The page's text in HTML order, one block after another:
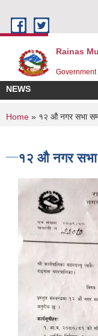
Rainas
Government
NEWS
You are
Home » १२ औ नगर सभा
१२ औ नगर सभा